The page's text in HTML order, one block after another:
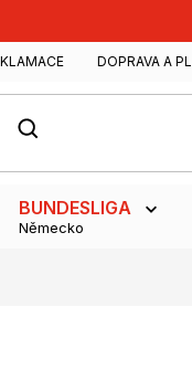
DOPRAVA A
HLEDAT
BUNDESLIGA
Německo